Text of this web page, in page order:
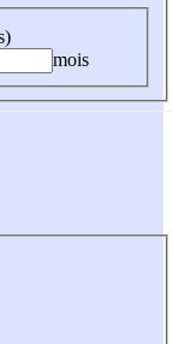
mois